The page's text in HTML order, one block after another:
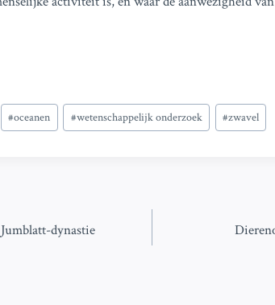
#oceanen #wetenschappelijk onderzoek #zwavel
dynastie